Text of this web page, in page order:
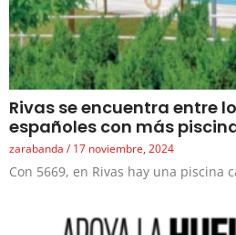
Rivas se encuentra entre
españoles con más
zarabanda 17 noviembre, 2024
Con 5669, en Rivas hay una piscina